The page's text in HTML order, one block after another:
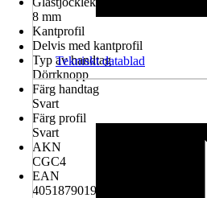
8 mm
Kantprofil
Delvis med kantprofil
Typ av handtag
Dörrknopp
Färg handtag
Svart
Färg profil
Svart
AKN
CGC4
EAN
4051879019422
Tekniskt datablad